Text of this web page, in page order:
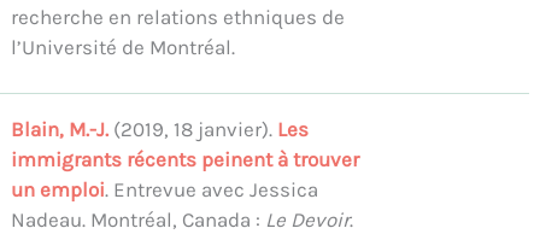
recherche en relations ethniques de
l’Université de Montréal.
Blain, M.-J. (2019, 18 janvier). Les
immigrants récents peinent à trouver
un emploi. Entrevue avec Jessica
Nadeau. Montréal, Canada : Le Devoir.